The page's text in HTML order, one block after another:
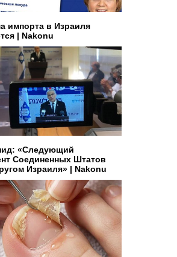
импорта в Израиля
| Nakonu
«Следующий
Соединенных Штатов
Израиля» | Nakonu